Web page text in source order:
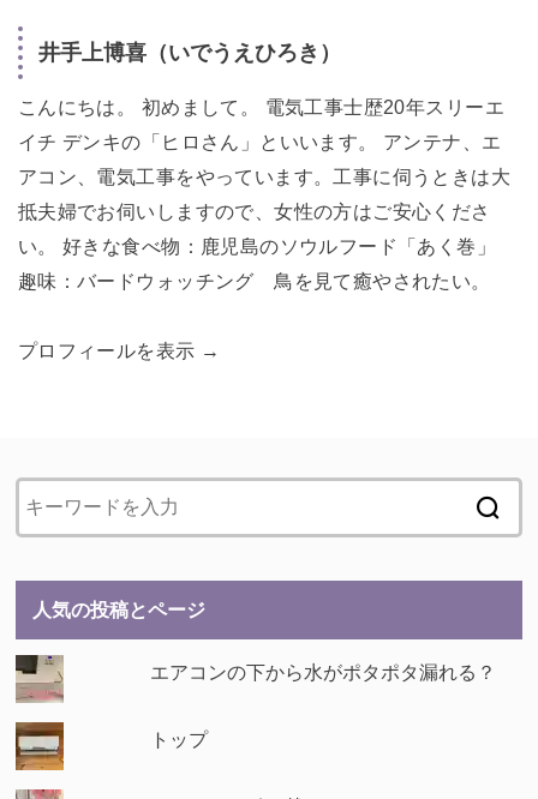
井手上博喜（いでうえひろき）
こんにちは。 初めまして。 電気工事士歴20年スリーエ
イチ デンキの「ヒロさん」といいます。 アンテナ、エ
アコン、電気工事をやっています。工事に伺うときは大
抵夫婦でお伺いしますので、女性の方はご安心くださ
い。 好きな食べ物：鹿児島のソウルフード「あく巻」
趣味：バードウォッチング 鳥を見て癒やされたい。
プロフィールを表示 →
人気の投稿とページ
エアコンの下から水がポタポタ漏れる？
トップ